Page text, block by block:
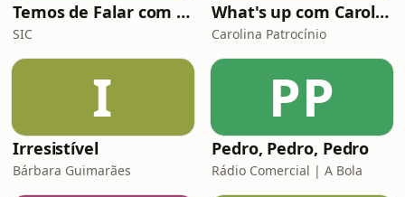
Temos de Falar com Elas
SIC
What's up com Carolina Patrocínio
Carolina Patrocínio
I
Irresistível
Bárbara Guimarães
PP
Pedro, Pedro, Pedro
Rádio Comercial | A Bola